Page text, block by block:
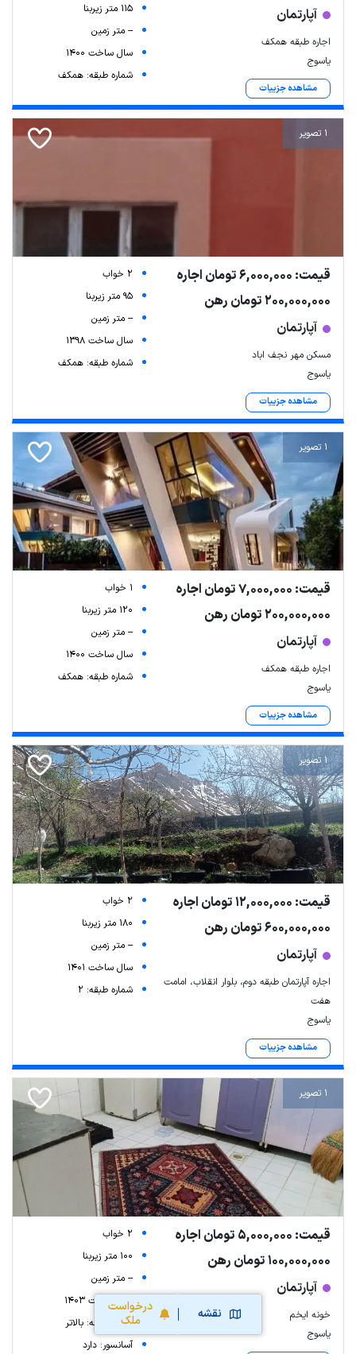
نقشه
درخواست
ملک
آپارتمان
اجاره طبقه همکف
یاسوج
مشاهده جزییات
115 متر زیربنا
-- متر زمین
سال ساخت 1400
شماره طبقه: همکف
1 تصویر
قیمت: 6,000,000 تومان اجاره
200,000,000 تومان رهن
آپارتمان
مسکن مهر نجف اباد
یاسوج
مشاهده جزییات
2 خواب
95 متر زیربنا
-- متر زمین
سال ساخت 1398
شماره طبقه: همکف
1 تصویر
قیمت: 7,000,000 تومان اجاره
200,000,000 تومان رهن
آپارتمان
اجاره طبقه همکف
یاسوج
مشاهده جزییات
1 خواب
120 متر زیربنا
-- متر زمین
سال ساخت 1400
شماره طبقه: همکف
1 تصویر
قیمت: 12,000,000 تومان اجاره
600,000,000 تومان رهن
آپارتمان
اجاره آپارتمان طبقه دوم، بلوار انقلاب، امامت
هفت
یاسوج
مشاهده جزییات
2 خواب
180 متر زیربنا
-- متر زمین
سال ساخت 1401
شماره طبقه: 2
1 تصویر
قیمت: 5,000,000 تومان اجاره
100,000,000 تومان رهن
آپارتمان
خونه ایخم
یاسوج
2 خواب
100 متر زیربنا
-- متر زمین
سال ساخت 1403
شماره طبقه: بالاتر
آسانسور: دارد